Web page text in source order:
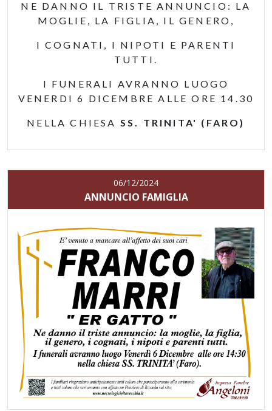
NE DANNO IL TRISTE ANNUNCIO: LA
MOGLIE, LA FIGLIA, IL GENERO,
I COGNATI, I NIPOTI E PARENTI
TUTTI.
I FUNERALI AVRANNO LUOGO
VENERDI 6 DICEMBRE ALLE ORE 14.30
NELLA CHIESA SS. TRINITA' (FARO)
06/12/2024
ANNUNCIO FAMIGLIA